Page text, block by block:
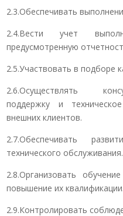
2.3.Обеспечивать
2.4.Вести учет
предусмотренную
2.5.Участвовать в подборе
2.6.Осуществлять
поддержку и
внешних клиентов.
2.7.Обеспечивать
технического обслуживания.
2.8.Организовать
повышение их квалификации.
2.9.Контролировать